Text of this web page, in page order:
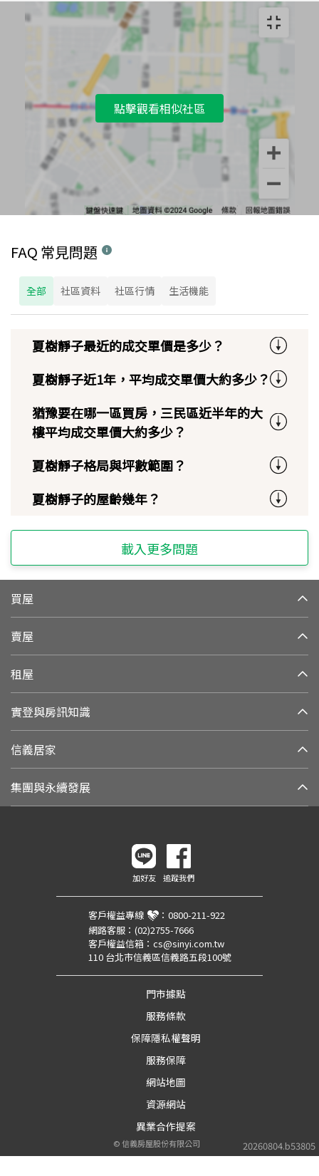
點擊觀看相似社區
FAQ 常見問題
全部 社區資料 社區行情 生活機能
夏樹靜子最近的成交單價是多少？
夏樹靜子近1年，平均成交單價大約多少？
猶豫要在哪一區買房，三民區近半年的大
樓平均成交單價大約多少？
夏樹靜子格局與坪數範圍？
夏樹靜子的屋齡幾年？
載入更多問題
買屋
賣屋
租屋
實登與房訊知識
信義居家
集團與永續發展
20260804.b53805
加好友 追蹤我們
客戶權益專線 ： 0800-211-922
網路客服： (02)2755-7666
客戶權益信箱： cs@sinyi.com.tw
110 台北市信義區信義路五段100號
門市據點
服務條款
保障隱私權聲明
服務保障
網站地圖
資源網站
異業合作提案
©信義房屋股份有限公司